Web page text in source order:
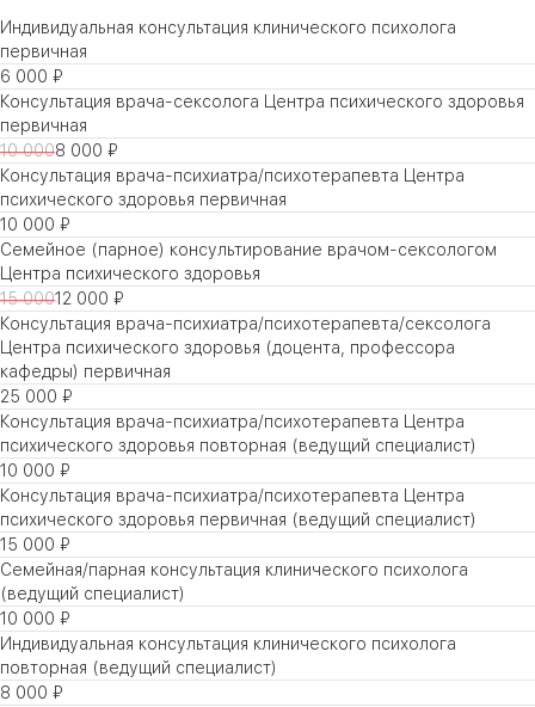
Индивидуальная консультация клинического психолога
первичная
6 000 ₽
Консультация врача-сексолога Центра психического здоровья
первичная
10 0008 000 ₽
Консультация врача-психиатра/психотерапевта Центра
психического здоровья первичная
10 000 ₽
Семейное (парное) консультирование врачом-сексологом
Центра психического здоровья
15 00012 000 ₽
Консультация врача-психиатра/психотерапевта/сексолога
Центра психического здоровья (доцента, профессора
кафедры) первичная
25 000 ₽
Консультация врача-психиатра/психотерапевта Центра
психического здоровья повторная (ведущий специалист)
10 000 ₽
Консультация врача-психиатра/психотерапевта Центра
психического здоровья первичная (ведущий специалист)
15 000 ₽
Семейная/парная консультация клинического психолога
(ведущий специалист)
10 000 ₽
Индивидуальная консультация клинического психолога
повторная (ведущий специалист)
8 000 ₽